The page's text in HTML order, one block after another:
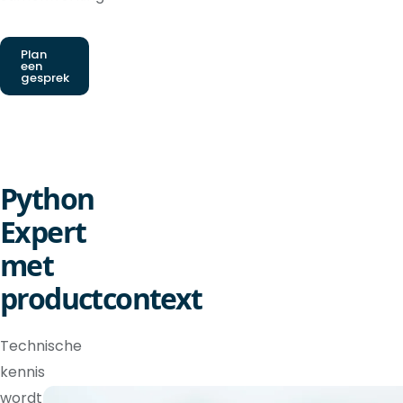
Plan
een
gesprek
Python
Expert
met
productcontext
Technische
kennis
wordt